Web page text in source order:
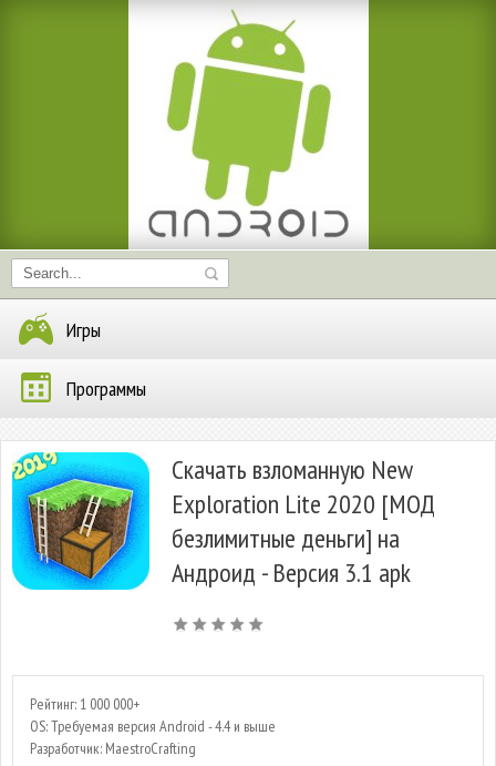
Игры
Программы
Скачать взломанную New
Exploration Lite 2020 [МОД
безлимитные деньги] на
Андроид - Версия 3.1 apk
Рейтинг: 1 000 000+
OS: Требуемая версия Android - 4.4 и выше
Разработчик: MaestroCrafting